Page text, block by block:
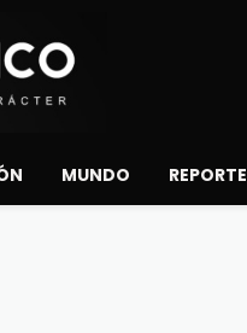
MUNDO REPORTE